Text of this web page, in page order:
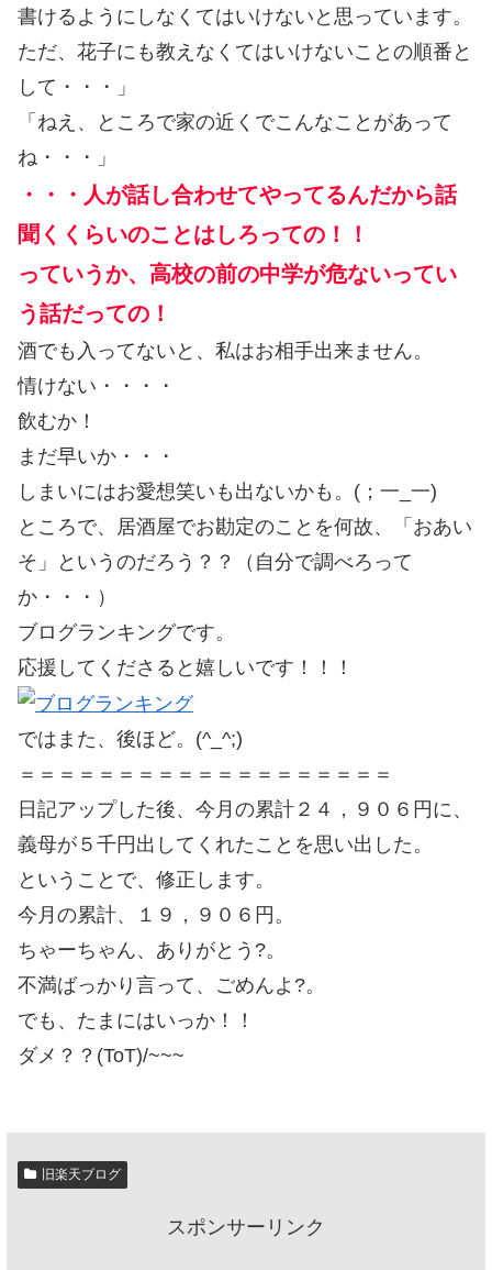
書けるようにしなくてはいけないと思っています。
ただ、花子にも教えなくてはいけないことの順番と
して・・・」
「ねえ、ところで家の近くでこんなことがあって
ね・・・」
・・・人が話し合わせてやってるんだから話
聞くくらいのことはしろっての！！
っていうか、高校の前の中学が危ないってい
う話だっての！
酒でも入ってないと、私はお相手出来ません。
情けない・・・・
飲むか！
まだ早いか・・・
しまいにはお愛想笑いも出ないかも。(；一_一)
ところで、居酒屋でお勘定のことを何故、「おあい
そ」というのだろう？？（自分で調べろって
か・・・）
ブログランキングです。
応援してくださると嬉しいです！！！
ではまた、後ほど。(^_^;)
＝＝＝＝＝＝＝＝＝＝＝＝＝＝＝＝＝＝＝
日記アップした後、今月の累計２４，９０６円に、
義母が５千円出してくれたことを思い出した。
ということで、修正します。
今月の累計、１９，９０６円。
ちゃーちゃん、ありがとう?。
不満ばっかり言って、ごめんよ?。
でも、たまにはいっか！！
ダメ？？(ToT)/~~~
旧楽天ブログ
スポンサーリンク